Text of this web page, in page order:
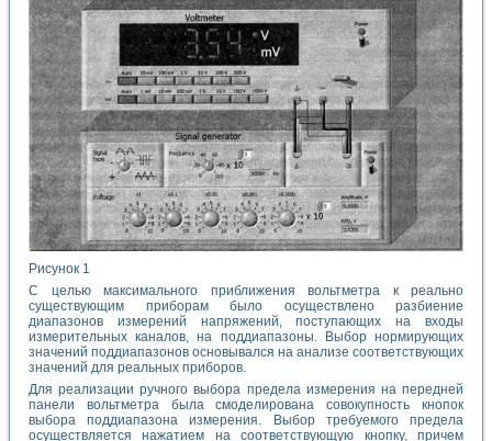
Рисунок 1
С целью максимального приближения вольтметра к реально
существующим приборам было осуществлено разбиение
диапазонов измерений напряжений, поступающих на входы
измерительных каналов, на поддиапазоны. Выбор нормирующих
значений поддиапазонов основывался на анализе соответствующих
значений для реальных приборов.
Для реализации ручного выбора предела измерения на передней
панели вольтметра была смоделирована совокупность кнопок
выбора поддиапазона измерения. Выбор требуемого предела
осуществляется нажатием на соответствующую кнопку, причем